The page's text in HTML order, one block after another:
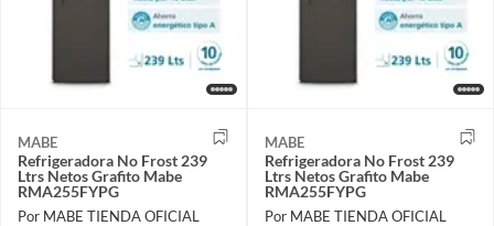
MABE
Refrigeradora No Frost 239
Ltrs Netos Grafito Mabe
RMA255FYPG
Por MABE TIENDA OFICIAL
MABE
Refrigeradora No Frost 239
Ltrs Netos Grafito Mabe
RMA255FYPG
Por MABE TIENDA OFICIAL